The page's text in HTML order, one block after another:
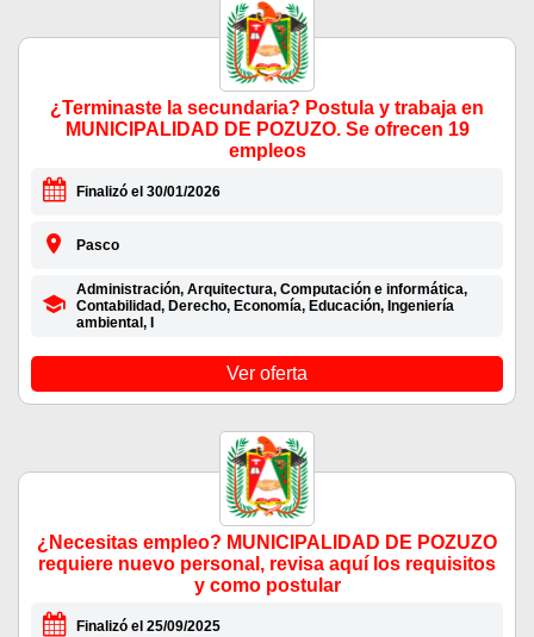
¿Terminaste la secundaria? Postula y trabaja en
MUNICIPALIDAD DE POZUZO. Se ofrecen 19
empleos
Finalizó el 30/01/2026
Pasco
Administración, Arquitectura, Computación e informática,
Contabilidad, Derecho, Economía, Educación, Ingeniería
ambiental, I
Ver oferta
¿Necesitas empleo? MUNICIPALIDAD DE POZUZO
requiere nuevo personal, revisa aquí los requisitos
y como postular
Finalizó el 25/09/2025